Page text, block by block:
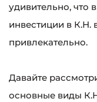
удивительно, что
инвестиции в К.Н.
привлекательно.
Давайте
основные виды